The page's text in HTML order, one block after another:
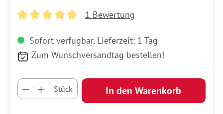
1 Bewertung
Sofort verfügbar, Lieferzeit: 1 Tag
Zum Wunschversandtag bestellen!
Produkt Anzahl: Gib den gewünschten
Stück In den Warenkorb